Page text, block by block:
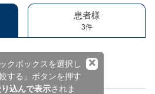
患者様
3件
クボックスを選択し
較する」ボタンを押す
込んで表示されま
×